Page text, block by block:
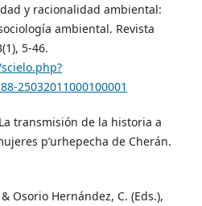
y racionalidad ambiental:
ambiental. Revista
5-46.
25032011000100001
transmisión de la historia a
p’urhepecha de Cherán.
Osorio Hernández, C. (Eds.),